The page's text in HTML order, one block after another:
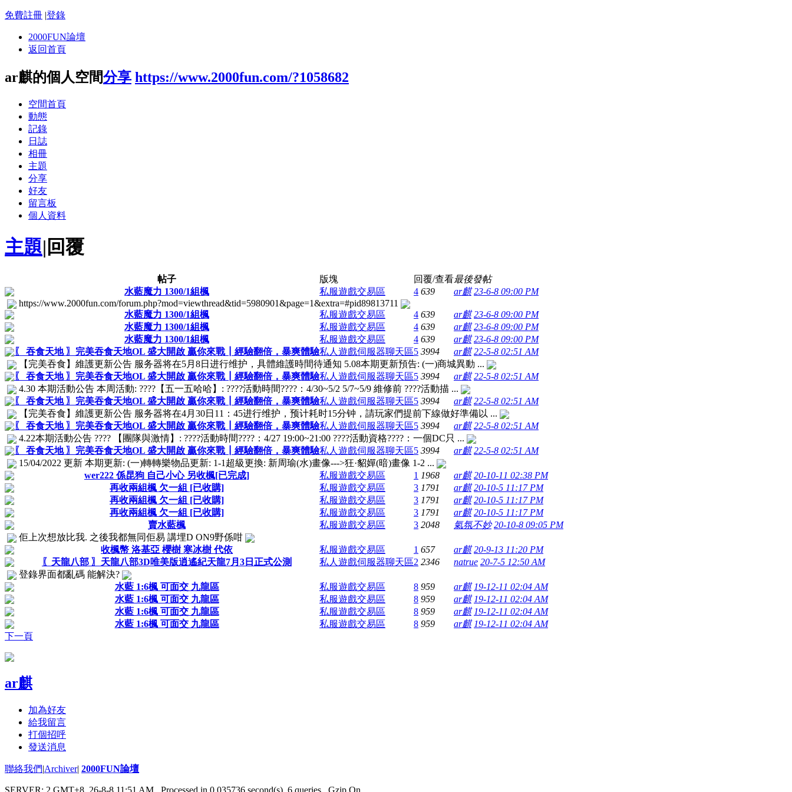
免費註冊 |登錄
2000FUN論壇
返回首頁
ar麒的個人空間分享 https://www.2000fun.com/?1058682
空間首頁
動態
記錄
日誌
相冊
主題
分享
好友
留言板
個人資料
主題| 回覆
帖子 版塊 回覆/查看最後發帖
水藍魔力 1300/1組楓
私服遊戲交易區 4 639 ar麒 23-6-8 09:00 PM
https://www.2000fun.com/forum.php?mod=viewthread&tid=5980901&page=1&extra=#pid89813711
水藍魔力 1300/1組楓
私服遊戲交易區 4 639 ar麒 23-6-8 09:00 PM
水藍魔力 1300/1組楓
私服遊戲交易區 4 639 ar麒 23-6-8 09:00 PM
水藍魔力 1300/1組楓
私服遊戲交易區 4 639 ar麒 23-6-8 09:00 PM
〖 吞食天地 〗完美吞食天地OL 盛大開啟 贏你來戰┃經驗翻倍，暴爽體驗私人遊戲伺服器聊天區5 3994 ar麒 22-5-8 02:51 AM
【完美吞食】維護更新公告 服务器将在5月8日进行维护，具體維護時間待通知 5.08本期更新預告: (一)商城異動 ...
〖 吞食天地 〗完美吞食天地OL 盛大開啟 贏你來戰┃經驗翻倍，暴爽體驗私人遊戲伺服器聊天區5 3994 ar麒 22-5-8 02:51 AM
4.30 本期活動公告 本周活動: ????【五一五哈哈】: ????活動時間????：4/30~5/2 5/7~5/9 維修前 ????活動描 ...
〖 吞食天地 〗完美吞食天地OL 盛大開啟 贏你來戰┃經驗翻倍，暴爽體驗私人遊戲伺服器聊天區5 3994 ar麒 22-5-8 02:51 AM
【完美吞食】維護更新公告 服务器将在4月30日11：45进行维护，预计耗时15分钟，請玩家們提前下線做好準備以 ...
〖 吞食天地 〗完美吞食天地OL 盛大開啟 贏你來戰┃經驗翻倍，暴爽體驗私人遊戲伺服器聊天區5 3994 ar麒 22-5-8 02:51 AM
4.22本期活動公告 ???? 【團隊與激情】: ????活動時間????：4/27 19:00~21:00 ????活動資格????：一個DC只 ...
〖 吞食天地 〗完美吞食天地OL 盛大開啟 贏你來戰┃經驗翻倍，暴爽體驗私人遊戲伺服器聊天區5 3994 ar麒 22-5-8 02:51 AM
15/04/2022 更新 本期更新: (一)轉轉樂物品更新: 1-1超級更換: 新周瑜(水)畫像--->狂·貂嬋(暗)畫像 1-2 ...
wer222 係昆狗 自己小心 另收楓[已完成]
私服遊戲交易區 1 1968 ar麒 20-10-11 02:38 PM
再收兩組楓 欠一組 [已收購]
私服遊戲交易區 3 1791 ar麒 20-10-5 11:17 PM
再收兩組楓 欠一組 [已收購]
私服遊戲交易區 3 1791 ar麒 20-10-5 11:17 PM
再收兩組楓 欠一組 [已收購]
私服遊戲交易區 3 1791 ar麒 20-10-5 11:17 PM
賣水藍楓
私服遊戲交易區 3 2048 氣氛不妙 20-10-8 09:05 PM
佢上次想放比我. 之後我都無同佢易 講埋D ON9野係咁
收楓幣 洛基亞 櫻樹 寒冰樹 代依
私服遊戲交易區 1 657 ar麒 20-9-13 11:20 PM
〖天龍八部 〗天龍八部3D唯美版逍遙紀天龍7月3日正式公測
私人遊戲伺服器聊天區2 2346 natrue 20-7-5 12:50 AM
登錄界面都亂碼 能解決?
水藍 1:6楓 可面交 九龍區
私服遊戲交易區 8 959 ar麒 19-12-11 02:04 AM
水藍 1:6楓 可面交 九龍區
私服遊戲交易區 8 959 ar麒 19-12-11 02:04 AM
水藍 1:6楓 可面交 九龍區
私服遊戲交易區 8 959 ar麒 19-12-11 02:04 AM
水藍 1:6楓 可面交 九龍區
私服遊戲交易區 8 959 ar麒 19-12-11 02:04 AM
下一頁
ar麒
加為好友
給我留言
打個招呼
發送消息
聯絡我們|Archiver| 2000FUN論壇
SERVER: 2 GMT+8, 26-8-8 11:51 AM , Processed in 0.035736 second(s), 6 queries , Gzip On.